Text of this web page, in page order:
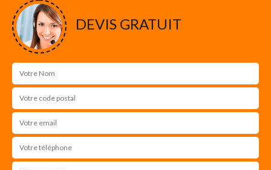
DEVIS GRATUIT